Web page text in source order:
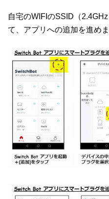
自宅のWIFIのSSID（
て、アプリへの追加を進めま